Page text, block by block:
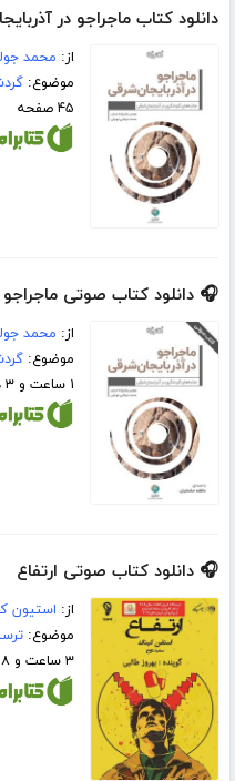
دانلود کتاب ماجراجو در
از: محمد
موضوع:
۴۵ صفحه
🎧 دانلود کتاب صوتی ماجراجو
از: محمد
موضوع:
۱ ساعت و ۳ دقیقه
🎧 دانلود کتاب صوتی ارتفاع
از: استیون
موضوع:
۳ ساعت و ۵۸ دقیقه